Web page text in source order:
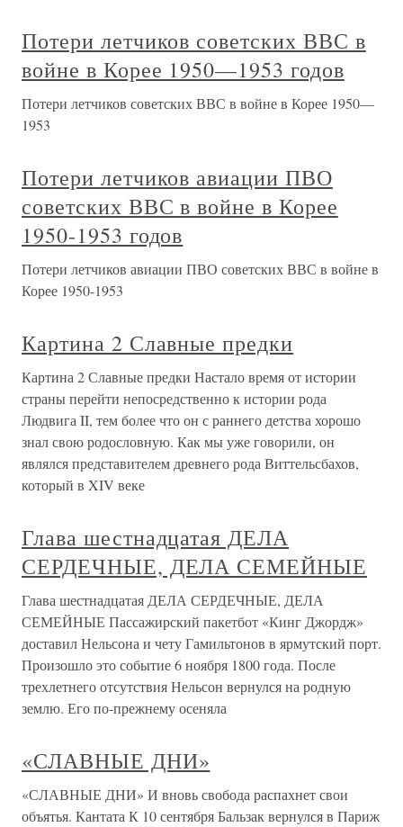
Потери летчиков советских ВВС в
войне в Корее 1950—1953 годов
Потери летчиков советских ВВС в войне в Корее 1950—
1953
Потери летчиков авиации ПВО
советских ВВС в войне в Корее
1950-1953 годов
Потери летчиков авиации ПВО советских ВВС в войне в
Корее 1950-1953
Картина 2 Славные предки
Картина 2 Славные предки Настало время от истории
страны перейти непосредственно к истории рода
Людвига II, тем более что он с раннего детства хорошо
знал свою родословную. Как мы уже говорили, он
являлся представителем древнего рода Виттельсбахов,
который в XIV веке
Глава шестнадцатая ДЕЛА
СЕРДЕЧНЫЕ, ДЕЛА СЕМЕЙНЫЕ
Глава шестнадцатая ДЕЛА СЕРДЕЧНЫЕ, ДЕЛА
СЕМЕЙНЫЕ Пассажирский пакетбот «Кинг Джордж»
доставил Нельсона и чету Гамильтонов в ярмутский порт.
Произошло это событие 6 ноября 1800 года. После
трехлетнего отсутствия Нельсон вернулся на родную
землю. Его по-прежнему осеняла
«СЛАВНЫЕ ДНИ»
«СЛАВНЫЕ ДНИ» И вновь свобода распахнет свои
объятья. Кантата К 10 сентября Бальзак вернулся в Париж